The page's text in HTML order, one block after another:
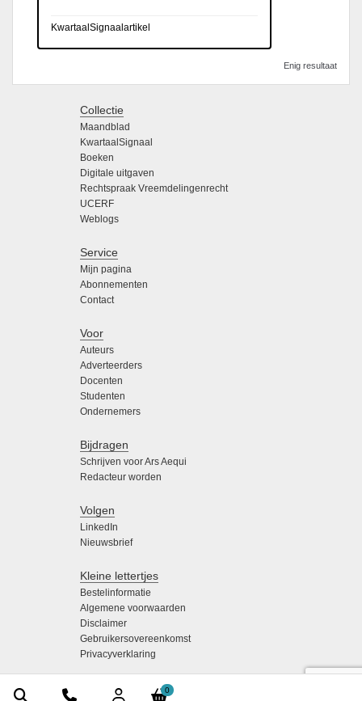
0
KwartaalSignaalartikel
Enig resultaat
Collectie
Maandblad
KwartaalSignaal
Boeken
Digitale uitgaven
Rechtspraak Vreemdelingenrecht
UCERF
Weblogs
Service
Mijn pagina
Abonnementen
Contact
Voor
Auteurs
Adverteerders
Docenten
Studenten
Ondernemers
Bijdragen
Schrijven voor Ars Aequi
Redacteur worden
Volgen
LinkedIn
Nieuwsbrief
Kleine lettertjes
Bestelinformatie
Algemene voorwaarden
Disclaimer
Gebruikersovereenkomst
Privacyverklaring